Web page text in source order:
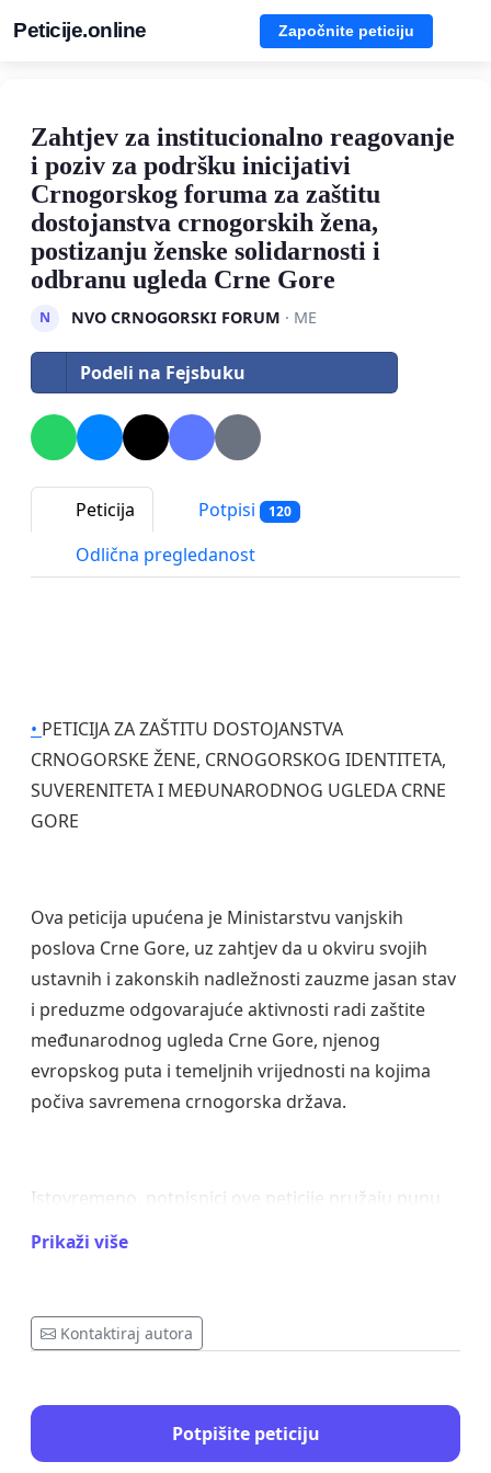
Peticije.online Započnite peticiju
Zahtjev za institucionalno reagovanje
i poziv za podršku inicijativi
Crnogorskog foruma za zaštitu
dostojanstva crnogorskih žena,
postizanju ženske solidarnosti i
odbranu ugleda Crne Gore
N NVO CRNOGORSKI FORUM · ME
Podeli na Fejsbuku
Peticija Potpisi 120
Odlična pregledanost
• PETICIJA ZA ZAŠTITU DOSTOJANSTVA
CRNOGORSKE ŽENE, CRNOGORSKOG IDENTITETA,
SUVERENITETA I MEĐUNARODNOG UGLEDA CRNE
GORE
Ova peticija upućena je Ministarstvu vanjskih
poslova Crne Gore, uz zahtjev da u okviru svojih
ustavnih i zakonskih nadležnosti zauzme jasan stav
i preduzme odgovarajuće aktivnosti radi zaštite
međunarodnog ugleda Crne Gore, njenog
evropskog puta i temeljnih vrijednosti na kojima
počiva savremena crnogorska država.
Istovremeno, potpisnici ove peticije pružaju punu
podršku zahtjevu Crnogorskog foruma da se o
manjinskih prava, Vrhovno državno tužilaštvo,
organizacije za zaštitu prava žena, organizacije
svi drugi društveni akteri koji u okviru svojih
nadležnosti i djelovanja imaju obavezu da štite
Prikaži više
Kontaktiraj autora
Potpišite peticiju